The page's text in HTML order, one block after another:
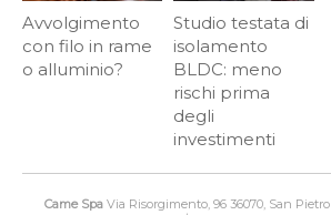
Avvolgimento
con filo in rame
o alluminio?
Studio testata di
isolamento
BLDC: meno
rischi prima
degli
investimenti
Came Spa Via Risorgimento, 96 36070, San Pietro